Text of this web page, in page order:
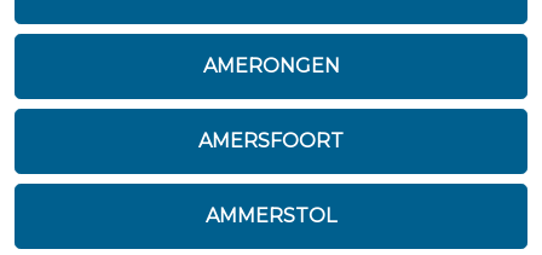
AMERONGEN
AMERSFOORT
AMMERSTOL